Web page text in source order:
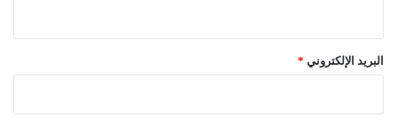
البريد الإلكتروني *